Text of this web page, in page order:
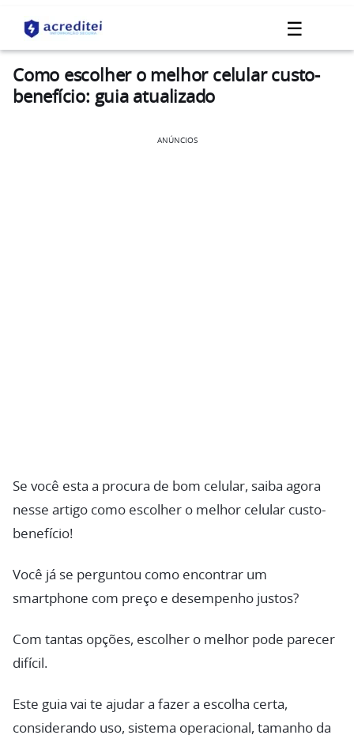
☰
Como escolher o melhor celular custo-
benefício: guia atualizado
ANÚNCIOS
Se você esta a procura de bom celular, saiba agora
nesse artigo como escolher o melhor celular custo-
benefício!
Você já se perguntou como encontrar um
smartphone com preço e desempenho justos?
Com tantas opções, escolher o melhor pode parecer
difícil.
Este guia vai te ajudar a fazer a escolha certa,
considerando uso, sistema operacional, tamanho da